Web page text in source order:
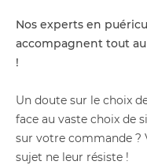
Nos experts en
accompagnent tout
!
Un doute sur le choix
face au vaste choix de
sur votre commande ?
sujet ne leur résiste !